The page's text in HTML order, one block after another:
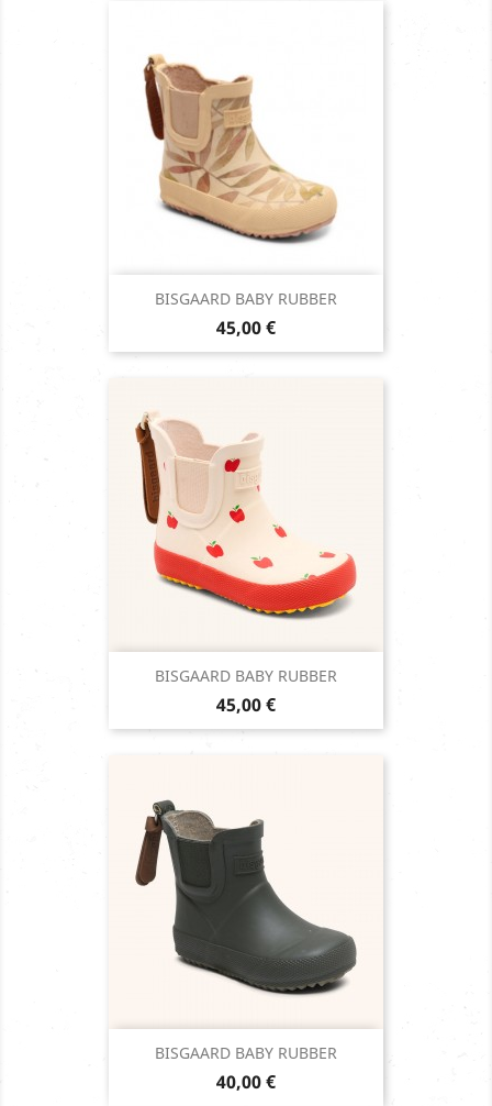
BISGAARD BABY RUBBER
Prix
45,00 €
BISGAARD BABY RUBBER
Prix
45,00 €
BISGAARD BABY RUBBER
Prix
40,00 €